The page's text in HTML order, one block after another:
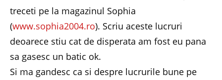
treceti pe la magazinul Sophia
(www.sophia2004.ro). Scriu aceste lucruri
deoarece stiu cat de disperata am fost eu pana
sa gasesc un batic ok.
Si ma gandesc ca si despre lucrurile bune pe